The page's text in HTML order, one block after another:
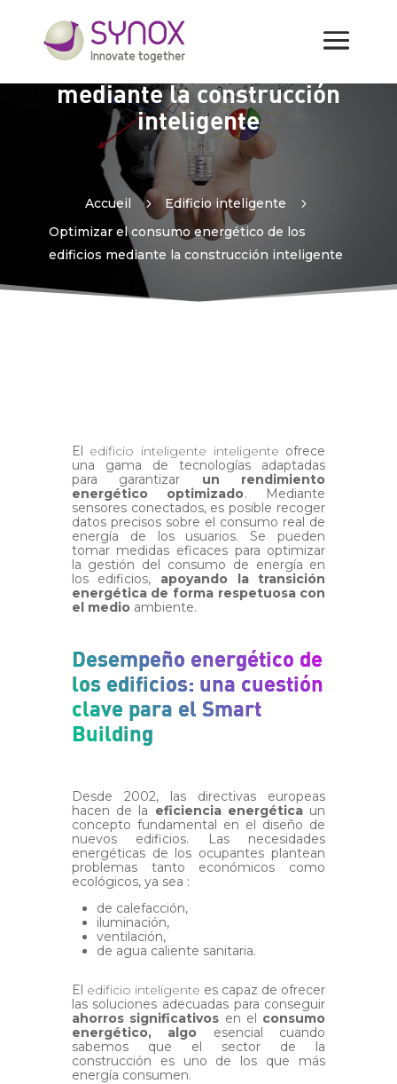
Optimizar el consumo
energético de los edificios
mediante la construcción
inteligente
Accueil 5 Edificio inteligente
5
Optimizar el consumo energético de los
edificios mediante la construcción inteligente
El edificio inteligente inteligente ofrece
una gama de tecnologías adaptadas
para garantizar un rendimiento
energético optimizado. Mediante
sensores conectados, es posible recoger
datos precisos sobre el consumo real de
energía de los usuarios. Se pueden
tomar medidas eficaces para optimizar
la gestión del consumo de energía en
los edificios, apoyando la transición
energética de forma respetuosa con
el medioambiente.
Desempeño energético de
los edificios: una cuestión
clave para el Smart
Building
Desde 2002, las directivas europeas
hacen de la eficiencia energética un
concepto fundamental en el diseño de
nuevos edificios. Las necesidades
energéticas de los ocupantes plantean
problemas tanto económicos como
ecológicos, ya sea :
de calefacción,
iluminación,
ventilación,
de agua caliente sanitaria.
El edificio inteligente es capaz de ofrecer
las soluciones adecuadas para conseguir
ahorros significativos en el consumo
energético, algo esencial cuando
sabemos que el sector de la
construcción es uno de los que más
energía consumen.